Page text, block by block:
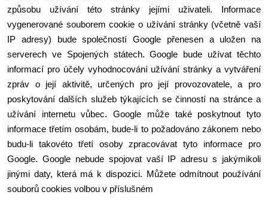
způsobu užívání této stránky jejími uživateli. Informace
vygenerované souborem cookie o užívání stránky (včetně vaší
IP adresy) bude společností Google přenesen a uložen na
serverech ve Spojených státech. Google bude užívat těchto
informací pro účely vyhodnocování užívání stránky a vytváření
zpráv o její aktivitě, určených pro její provozovatele, a pro
poskytování dalších služeb týkajících se činností na stránce a
užívání internetu vůbec. Google může také poskytnout tyto
informace třetím osobám, bude-li to požadováno zákonem nebo
budu-li takovéto třetí osoby zpracovávat tyto informace pro
Google. Google nebude spojovat vaší IP adresu s jakýmikoli
jinými daty, která má k dispozici. Můžete odmítnout používání
souborů cookies volbou v příslušném